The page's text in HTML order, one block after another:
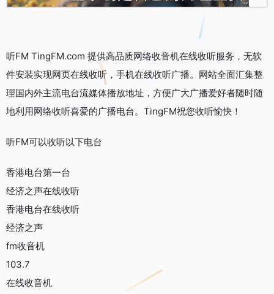
听FM TingFM.com 提供高品质网络收音机在线收听服务，无软
件安装实现网页在线收听，手机在线收听广播。网站全面汇集整
理国内外主流电台流媒体播放地址，方便广大广播爱好者随时随
地利用网络收听喜爱的广播电台。TingFM祝您收听愉快！
听FM可以收听以下电台
香港电台第一台
经济之声在线收听
香港电台在线收听
经济之声
fm收音机
103.7
在线收音机